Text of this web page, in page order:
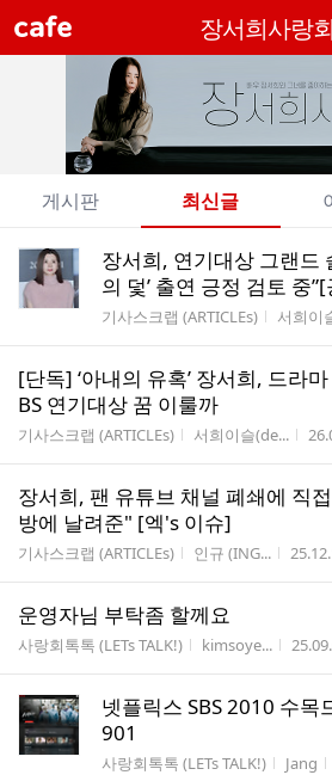
cafe 장서희사랑회
페
메
뉴
게시판 최신글
전
체
글
장서희, 연기대상 그랜드
의 덫’ 출연 긍정 검토 중
게시판명
기사스크랩 (ARTICLEs) 작성자
서희이
[단독] ‘아내의 유혹’ 장서희, 드라
BS 연기대상 꿈 이룰까
게시판명
기사스크랩 (ARTICLEs) 작성자
서희이슬(de... 작
장서희, 팬 유튜브 채널 폐쇄에 직
방에 날려준" [엑's 이슈]
게시판명
기사스크랩 (ARTICLEs) 작성자
인규 (ING... 작성
운영자님 부탁좀 할께요
게시판명
사랑회톡톡 (LETs TALK!) 작성자
kimsoye... 작성
넷플릭스 SBS 2010 수목
901
게시판명
사랑회톡톡 (LETs TALK!) 작성자
Jang